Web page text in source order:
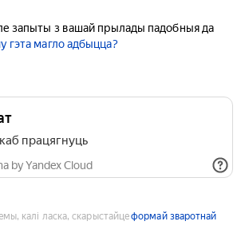
запыты з вашай прылады падобныя да
гэта магло адбыцца?
працягнуць
by Yandex Cloud
калі ласка, скарыстайцеформай зваротнай